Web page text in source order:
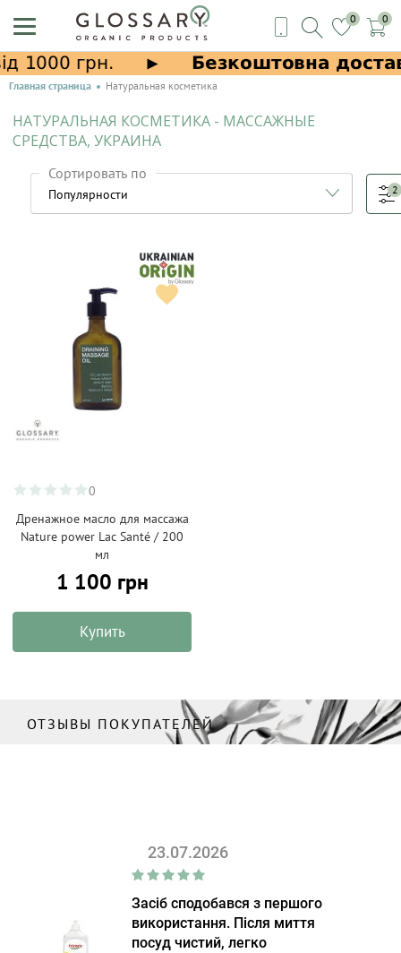
0 0
Главная страница Натуральная косметика
НАТУРАЛЬНАЯ КОСМЕТИКА - МАССАЖНЫЕ
СРЕДСТВА, УКРАИНА
Сортировать по
2
0
Дренажное масло для массажа
Nature power Lac Santé / 200
мл
1 100 грн
Купить
ОТЗЫВЫ ПОКУПАТЕЛЕЙ
23.07.2026
Засіб сподобався з першого
використання. Після миття
посуд чистий, легко